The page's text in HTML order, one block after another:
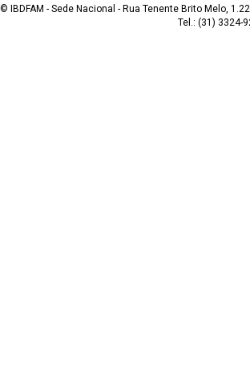
© IBDFAM - Sede Nacional - Rua Tenente Brito Melo,
Tel.: (31) 3324-